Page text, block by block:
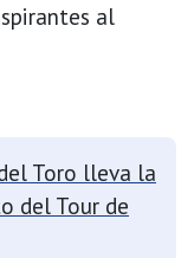
al
Toro lleva la
del Tour de